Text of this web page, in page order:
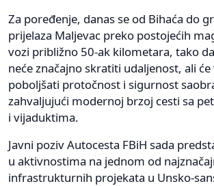
Za poređenje, danas se od Bihaća do
prijelaza Maljevac preko postojećih
vozi približno 50-ak kilometara, tako
neće značajno skratiti udaljenost, ali
poboljšati protočnost i sigurnost
zahvaljujući modernoj brzoj cesti sa
i vijaduktima.
Javni poziv Autocesta FBiH sada
u aktivnostima na jednom od
infrastrukturnih projekata u Unsko-